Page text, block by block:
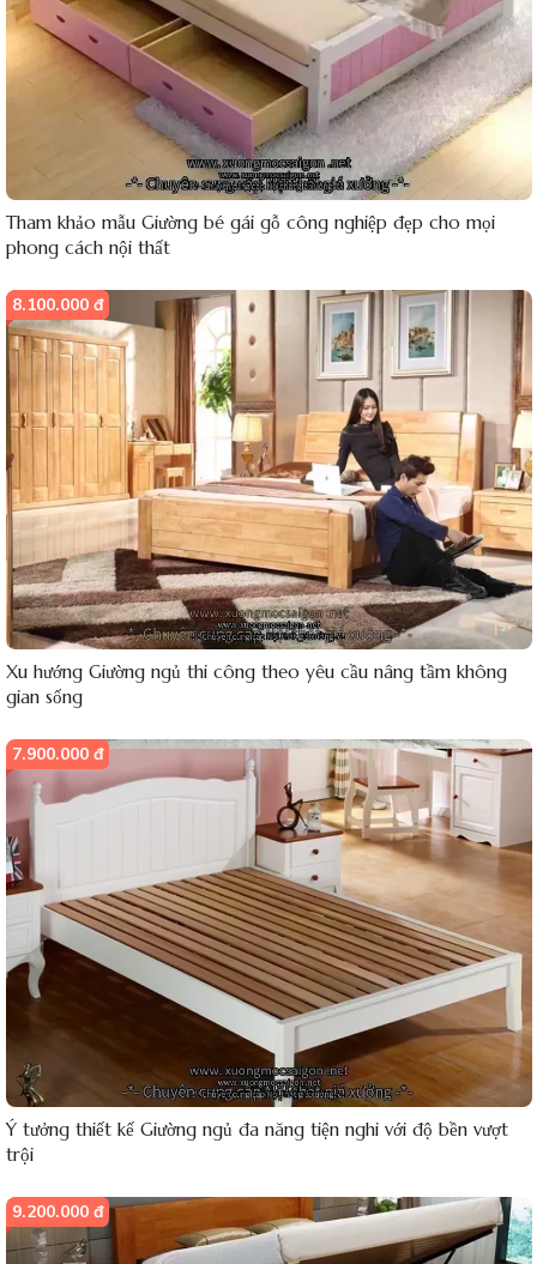
Tham khảo mẫu Giường bé gái gỗ công nghiệp đẹp cho mọi
phong cách nội thất
8.100.000 đ
Xu hướng Giường ngủ thi công theo yêu cầu nâng tầm không
gian sống
7.900.000 đ
Ý tưởng thiết kế Giường ngủ đa năng tiện nghi với độ bền vượt
trội
9.200.000 đ